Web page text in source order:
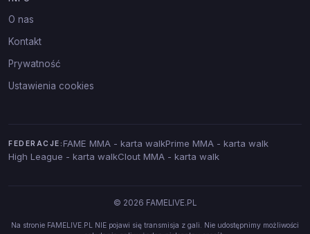
O nas
Kontakt
Prywatność
Ustawienia cookies
FEDERACJE: FAME MMA - karta walkPrime MMA - karta walk
High League - karta walkClout MMA - karta walk
© 2026 FAMELIVE.PL
Na stronie FAMELIVE.PL NIE pojawi się transmisja z gali. Nie udostępnimy możliwości